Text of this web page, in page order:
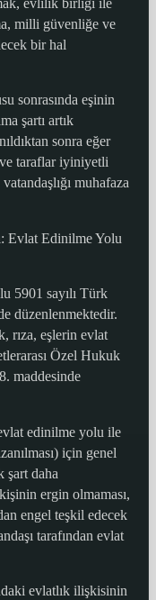
milli güvenliğe ve
bir hal
sonrasında eşinin
şartı artık
sonra eğer
taraflar iyiniyetli
muhafaza
Evlat Edinilme Yolu
5901 sayılı Türk
düzenlenmektedir.
rıza, eşlerin evlat
Özel Hukuk
maddesinde
edinilme yolu ile
için genel
şart daha
ergin olmaması,
engel teşkil edecek
tarafından evlat
evlatlık ilişkisinin